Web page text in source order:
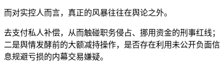
而对实控人而言，真正的风暴往往在舆论之外。
去支付私人补偿，从而触碰职务侵占、挪用资金的刑事红线；
二是舆情发酵前的大额减持操作，是否存在利用未公开负面信
息规避亏损的内幕交易嫌疑。